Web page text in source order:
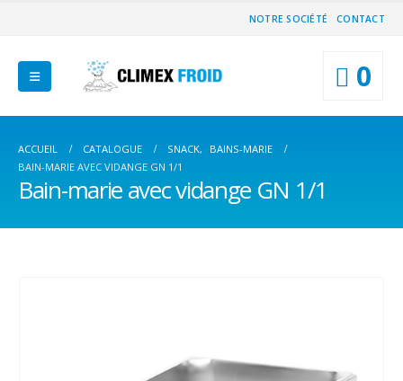
NOTRE SOCIÉTÉ CONTACT
0
ACCUEIL CATALOGUE SNACK,
BAINS-MARIE
BAIN-MARIE AVEC VIDANGE GN 1/1
Bain-marie avec vidange GN 1/1